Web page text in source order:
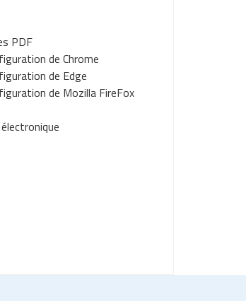
PDF
de Chrome
de Edge
de Mozilla FireFox